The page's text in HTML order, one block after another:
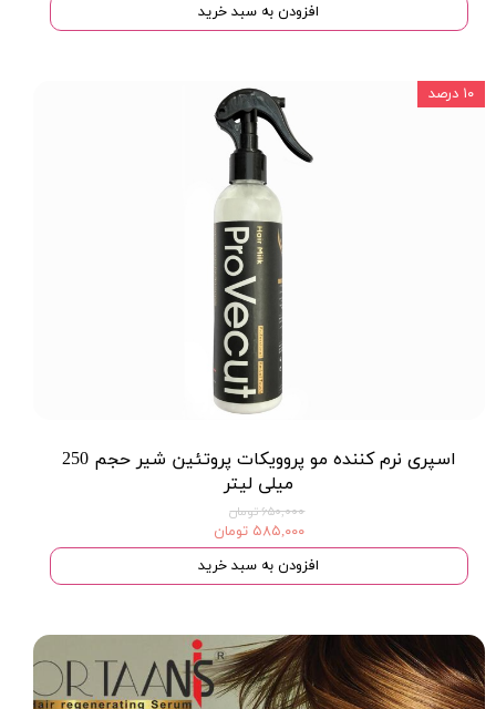
افزودن به سبد خرید
اسپری نرم کننده مو پروویکات پروتئین شیر حجم 250
میلی لیتر
۶۵۰,۰۰۰ تومان
۵۸۵,۰۰۰ تومان
افزودن به سبد خرید
۱۰ درصد